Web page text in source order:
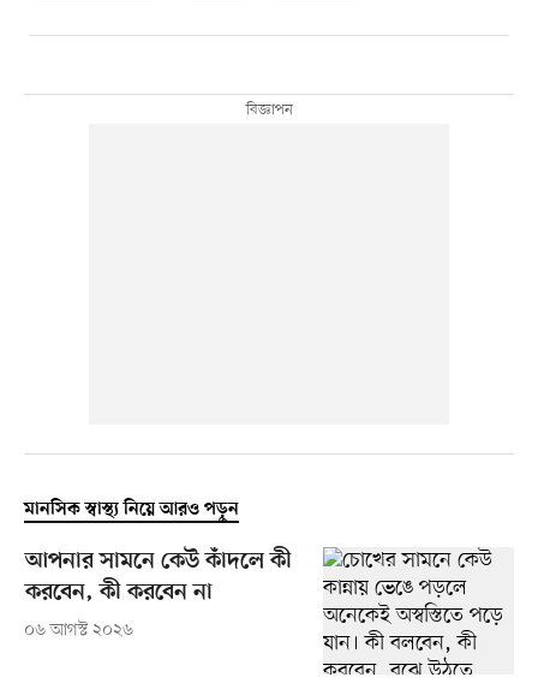
মানসিক স্বাস্থ্য নিয়ে আরও পড়ুন
আপনার সামনে কেউ কাঁদলে কী
করবেন, কী করবেন না
০৬ আগস্ট ২০২৬